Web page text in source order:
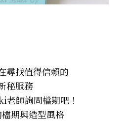
尋找值得信賴的
秘服務
老師詢問檔期吧！
期與造型風格